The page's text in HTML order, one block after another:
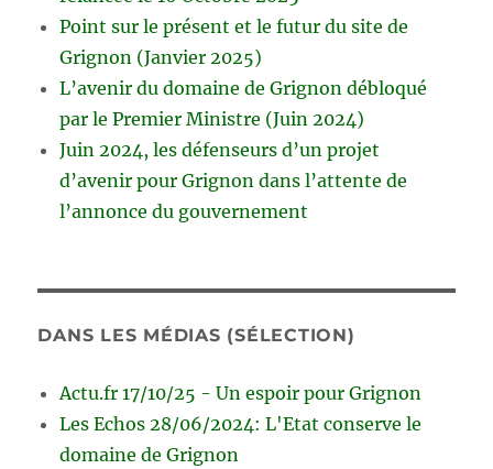
Point sur le présent et le futur du site de
Grignon (Janvier 2025)
L’avenir du domaine de Grignon débloqué
par le Premier Ministre (Juin 2024)
Juin 2024, les défenseurs d’un projet
d’avenir pour Grignon dans l’attente de
l’annonce du gouvernement
DANS LES MÉDIAS (SÉLECTION)
Actu.fr 17/10/25 - Un espoir pour Grignon
Les Echos 28/06/2024: L'Etat conserve le
domaine de Grignon